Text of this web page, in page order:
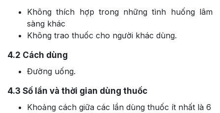
Không thích hợp trong những tình huống lâm
sàng khác
Không trao thuốc cho người khác dùng.
4.2 Cách dùng
Đường uống.
4.3 Số lần và thời gian dùng thuốc
Khoảng cách giữa các lần dùng thuốc ít nhất là 6